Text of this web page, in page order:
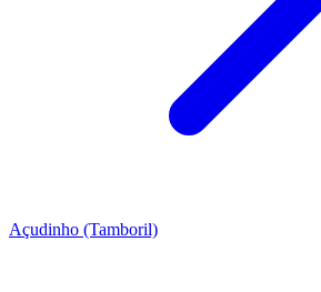
Açudinho (Tamboril)